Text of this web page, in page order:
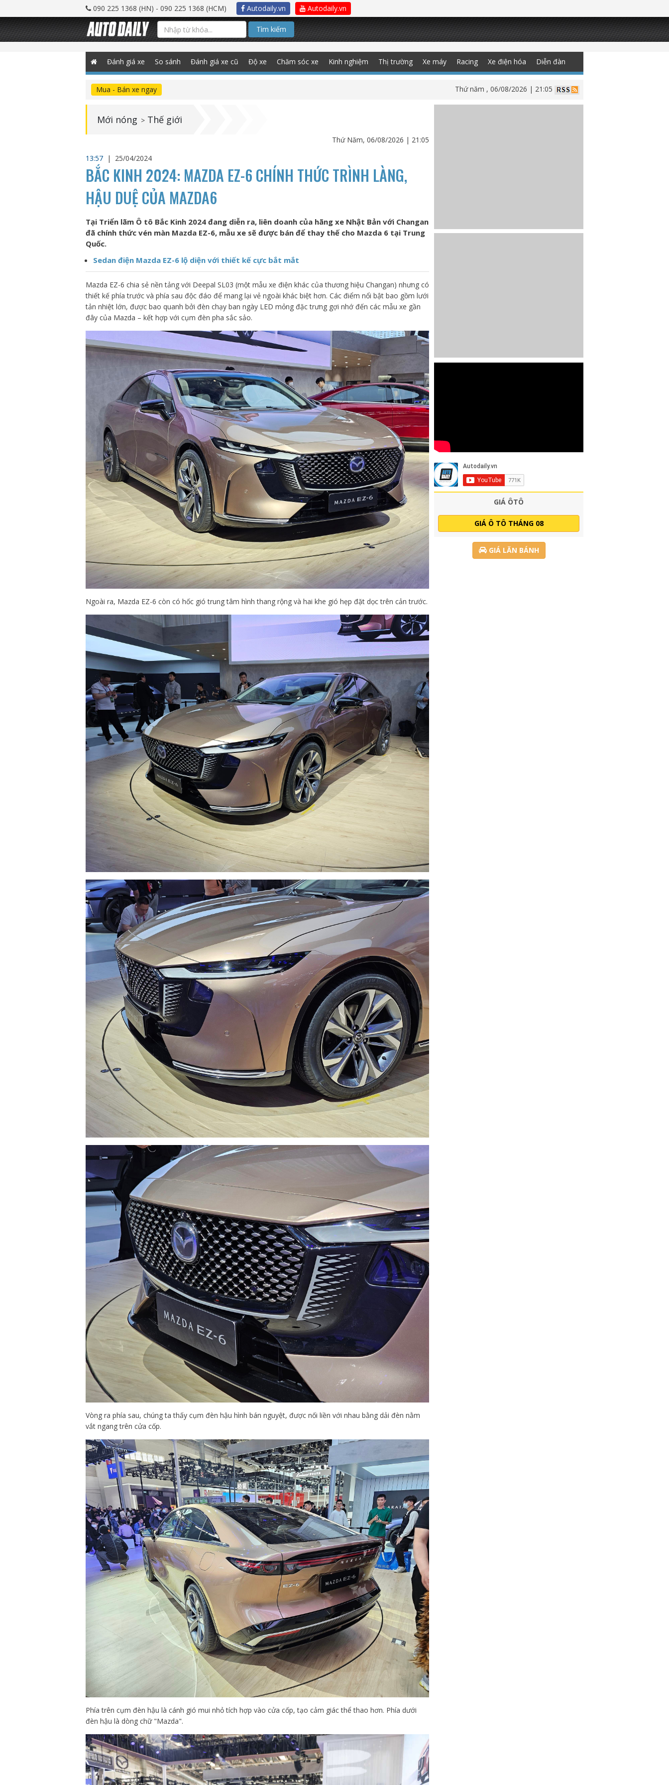
090 225 1368 (HN) - 090 225 1368 (HCM) Autodaily.vn Autodaily.vn
Tìm kiếm
Đánh giá xe So sánh Đánh giá xe cũ Độ xe Chăm sóc xe Kinh nghiệm Thị trường Xe máy Racing Xe điện hóa Diễn đàn
Mua - Bán xe ngay Thứ năm , 06/08/2026 | 21:05
Mới nóng > Thế giới
Thứ Năm, 06/08/2026 | 21:05
13:57 | 25/04/2024
BẮC KINH 2024: MAZDA EZ-6 CHÍNH THỨC TRÌNH LÀNG,
HẬU DUỆ CỦA MAZDA6
Tại Triển lãm Ô tô Bắc Kinh 2024 đang diễn ra, liên doanh của hãng xe Nhật Bản với Changan
đã chính thức vén màn Mazda EZ-6, mẫu xe sẽ được bán để thay thế cho Mazda 6 tại Trung
Quốc.
Sedan điện Mazda EZ-6 lộ diện với thiết kế cực bắt mắt
Mazda EZ-6 chia sẻ nền tảng với Deepal SL03 (một mẫu xe điện khác của thương hiệu Changan) nhưng có
thiết kế phía trước và phía sau độc đáo để mang lại vẻ ngoài khác biệt hơn. Các điểm nổi bật bao gồm lưới
tản nhiệt lớn, được bao quanh bởi đèn chạy ban ngày LED mỏng đặc trưng gợi nhớ đến các mẫu xe gần
đây của Mazda – kết hợp với cụm đèn pha sắc sảo.
Ngoài ra, Mazda EZ-6 còn có hốc gió trung tâm hình thang rộng và hai khe gió hẹp đặt dọc trên cản trước.
Vòng ra phía sau, chúng ta thấy cụm đèn hậu hình bán nguyệt, được nối liền với nhau bằng dải đèn nằm
vắt ngang trên cửa cốp.
Phía trên cụm đèn hậu là cánh gió mui nhỏ tích hợp vào cửa cốp, tạo cảm giác thể thao hơn. Phía dưới
đèn hậu là dòng chữ "Mazda".
GIÁ ÔTÔ
GIÁ Ô TÔ THÁNG 08
GIÁ LĂN BÁNH